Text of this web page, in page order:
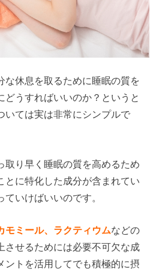
な休息を取るために睡眠の質を
どうすればいいのか？というと
いては実は非常にシンプルで
取り早く睡眠の質を高めるため
とに特化した成分が含まれてい
いけばいいのです。
モミール、ラクティウムなどの
させるためには必要不可欠な成
ントを活用してでも積極的に摂